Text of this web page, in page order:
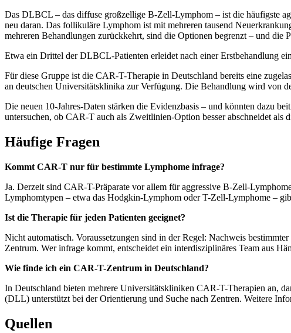
Das DLBCL – das diffuse großzellige B-Zell-Lymphom – ist die häufigste
neu daran. Das follikuläre Lymphom ist mit mehreren tausend
mehreren Behandlungen zurückkehrt, sind die Optionen begrenzt – und die
Etwa ein Drittel der DLBCL-Patienten erleidet nach einer Erstbehandlung
Für diese Gruppe ist die CAR-T-Therapie in Deutschland bereits eine
an deutschen Universitätsklinika zur Verfügung. Die Behandlung wird von
Die neuen 10-Jahres-Daten stärken die Evidenzbasis – und könnten dazu
untersuchen, ob CAR-T auch als Zweitlinien-Option besser abschneidet als
Häufige Fragen
Kommt CAR-T nur für bestimmte Lymphome infrage?
Ja. Derzeit sind CAR-T-Präparate vor allem für aggressive B-Zell-
Lymphomtypen – etwa das Hodgkin-Lymphom oder T-Zell-Lymphome –
Ist die Therapie für jeden Patienten geeignet?
Nicht automatisch. Voraussetzungen sind in der Regel: Nachweis
Zentrum. Wer infrage kommt, entscheidet ein interdisziplinäres Team aus
Wie finde ich ein CAR-T-Zentrum in Deutschland?
In Deutschland bieten mehrere Universitätskliniken CAR-T-Therapien an,
(DLL) unterstützt bei der Orientierung und Suche nach Zentren. Weitere
Quellen